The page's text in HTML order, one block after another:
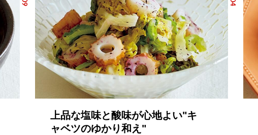
上品な塩味と酸味が心地よい"キ
ャベツのゆかり和え"